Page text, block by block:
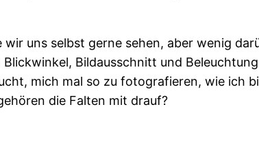
uns selbst gerne sehen, aber wenig
Bildausschnitt und
mich mal so zu fotografieren, wie ich
die Falten mit drauf?